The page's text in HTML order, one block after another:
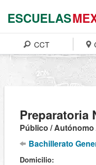
ESCUELAS
CCT
Preparatoria
Público /
Bachillerato
Domicilio: